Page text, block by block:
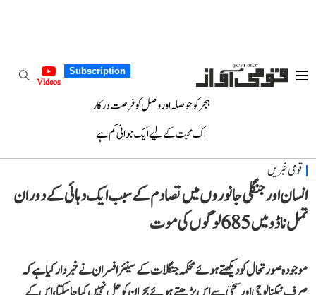
Subscription
Videos
ہجر کو حوصلہ اور وصل کو فرصت درکار
اک محبت کے لیے ایک جوانی کم ہے
قومی خبریں
انسان اور جنگلی جانوروں میں تصادم کے سبب ایک دہائی کے دوران
تمل ناڈو میں 685 لوگوں کی موت
موجودہ صورتحال کو دیکھتے ہوئے محکمہ جنگلات کے سینئر افسران نے خبردار کیا ہے کہ